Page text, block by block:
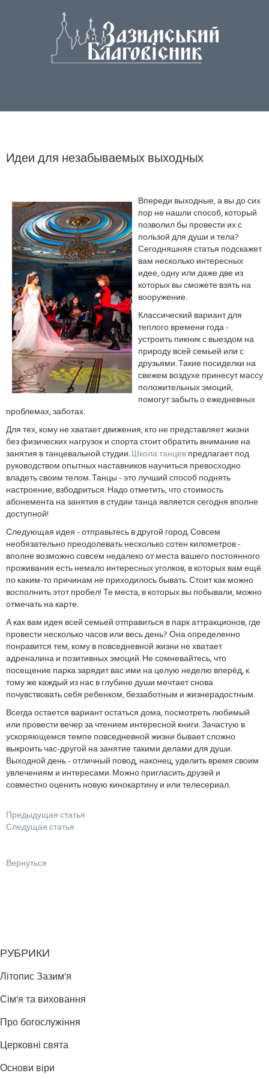
Идеи для незабываемых выходных
Впереди выходные, а вы до сих
пор не нашли способ, который
позволил бы провести их с
пользой для души и тела?
Сегодняшняя статья подскажет
вам несколько интересных
идее, одну или даже две из
которых вы сможете взять на
вооружение.
Классический вариант для
теплого времени года -
устроить пикник с выездом на
природу всей семьей или с
друзьями. Такие посиделки на
свежем воздухе принесут массу
положительных эмоций,
помогут забыть о ежедневных
проблемах, заботах.
Для тех, кому не хватает движения, кто не представляет жизни
без физических нагрузок и спорта стоит обратить внимание на
занятия в танцевальной студии.Школа танцевпредлагает под
руководством опытных наставников научиться превосходно
владеть своим телом. Танцы - это лучший способ поднять
настроение, взбодриться. Надо отметить, что стоимость
абонемента на занятия в студии танца является сегодня вполне
доступной!
Следующая идея - отправьтесь в другой город. Совсем
необязательно преодолевать несколько сотен километров -
вполне возможно совсем недалеко от места вашего постоянного
проживания есть немало интересных уголков, в которых вам ещё
по каким-то причинам не приходилось бывать. Стоит как можно
восполнить этот пробел! Те места, в которых вы побывали, можно
отмечать на карте.
А как вам идея всей семьей отправиться в парк аттракционов, где
провести несколько часов или весь день? Она определенно
понравится тем, кому в повседневной жизни не хватает
адреналина и позитивных эмоций. Не сомневайтесь, что
посещение парка зарядит вас ими на целую неделю вперёд, к
тому же каждый из нас в глубине души мечтает снова
почувствовать себя ребенком, беззаботным и жизнерадостным.
Всегда остается вариант остаться дома, посмотреть любимый
или провести вечер за чтением интересной книги. Зачастую в
ускоряющемся темпе повседневной жизни бывает сложно
выкроить час-другой на занятие такими делами для души.
Выходной день - отличный повод, наконец, уделить время своим
увлечениям и интересами. Можно пригласить друзей и
совместно оценить новую кинокартину и или телесериал.
Предыдущая статья
Следущая статья
Вернуться
РУБРИКИ
Літопис Зазим'я
Сім'я та виховання
Про богослужіння
Церковні свята
Основи віри